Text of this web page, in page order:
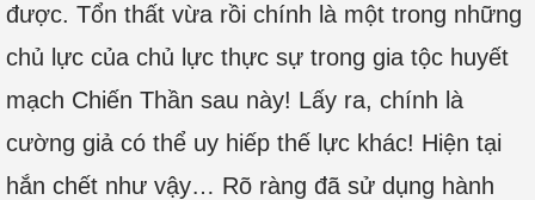
được. Tổn thất vừa rồi chính là một trong những
chủ lực của chủ lực thực sự trong gia tộc huyết
mạch Chiến Thần sau này! Lấy ra, chính là
cường giả có thể uy hiếp thế lực khác! Hiện tại
hắn chết như vậy… Rõ ràng đã sử dụng hành